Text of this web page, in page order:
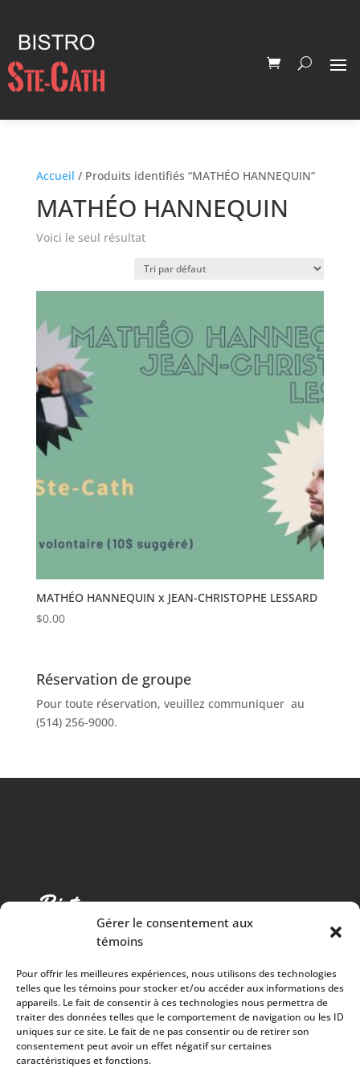
Gérer le consentement aux
témoins
Pour offrir les meilleures expériences, nous utilisons des technologies
telles que les témoins pour stocker et/ou accéder aux informations des
appareils. Le fait de consentir à ces technologies nous permettra de
traiter des données telles que le comportement de navigation ou les ID
uniques sur ce site. Le fait de ne pas consentir ou de retirer son
consentement peut avoir un effet négatif sur certaines
caractéristiques et fonctions.
Accueil / Produits identifiés “MATHÉO HANNEQUIN”
MATHÉO HANNEQUIN
Voici le seul résultat
MATHÉO HANNEQUIN x JEAN-CHRISTOPHE LESSARD
$0.00
Réservation de groupe
Pour toute réservation, veuillez communiquer au
(514) 256-9000.
Cuisine chaleureuse, spectacles de qualité et 100%
des surplus versés à la communauté